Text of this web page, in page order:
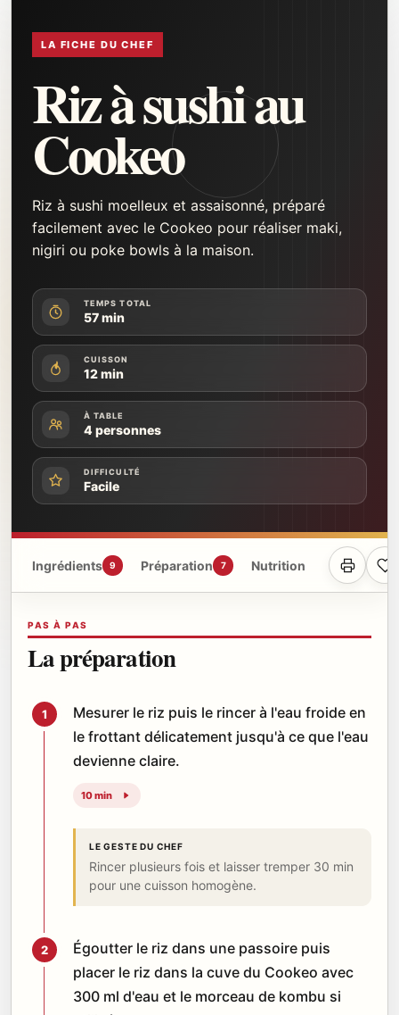
LA FICHE DU CHEF
Riz à sushi au
Cookeo
Riz à sushi moelleux et assaisonné, préparé
facilement avec le Cookeo pour réaliser maki,
nigiri ou poke bowls à la maison.
TEMPS TOTAL
57 min
CUISSON
12 min
À TABLE
4 personnes
DIFFICULTÉ
Facile
Ingrédients 9 Préparation 7 Nutrition
PAS À PAS
La préparation
1
Mesurer le riz puis le rincer à l'eau froide en
le frottant délicatement jusqu'à ce que l'eau
devienne claire.
10 min
LE GESTE DU CHEF
Rincer plusieurs fois et laisser tremper 30 min
pour une cuisson homogène.
2
Égoutter le riz dans une passoire puis
placer le riz dans la cuve du Cookeo avec
300 ml d'eau et le morceau de kombu si